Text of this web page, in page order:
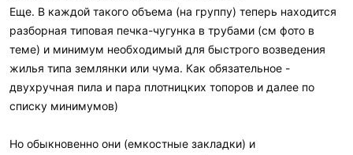
Еще. В каждой такого объема (на группу) теперь находится
разборная типовая печка-чугунка в трубами (см фото в
теме) и минимум необходимый для быстрого возведения
жилья типа землянки или чума. Как обязательное -
двухручная пила и пара плотницких топоров и далее по
списку минимумов)
Но обыкновенно они (емкостные закладки) и